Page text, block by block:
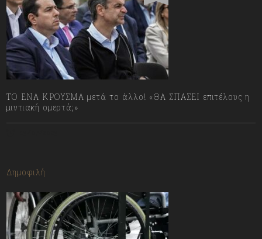
ΤΟ ΕΝΑ ΚΡΟΥΣΜΑ μετά το άλλο! «ΘΑ ΣΠΑΣΕΙ επιτέλους η
μιντιακή ομερτά;»
Δημοφιλή